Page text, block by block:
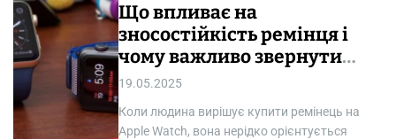
Що впливає на
зносостійкість ремінця і
чому важливо звернути
увагу на шви
19.05.2025
Коли людина вирішує купити ремінець на
Apple Watch, вона нерідко орієнтується